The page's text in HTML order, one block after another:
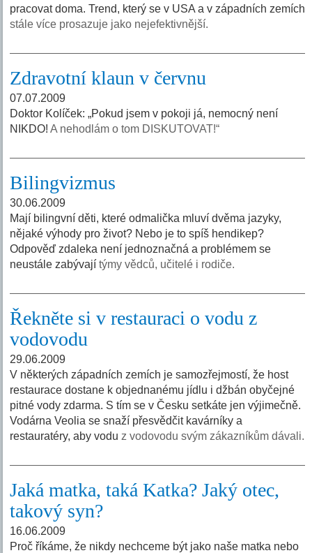
pracovat doma. Trend, který se v USA a v západních zemích
stále více prosazuje jako nejefektivnější.
Zdravotní klaun v červnu
07.07.2009
Doktor Kolíček: „Pokud jsem v pokoji já, nemocný není
NIKDO!A nehodlám o tom DISKUTOVAT!“
Bilingvizmus
30.06.2009
Mají bilingvní děti, které odmalička mluví dvěma jazyky,
nějaké výhody pro život? Nebo je to spíš hendikep?
Odpověď zdaleka není jednoznačná a problémem se
neustále zabývajítýmy vědců, učitelé i rodiče.
Řekněte si v restauraci o vodu z
vodovodu
29.06.2009
V některých západních zemích je samozřejmostí, že host
restaurace dostane k objednanému jídlu i džbán obyčejné
pitné vody zdarma. S tím se v Česku setkáte jen výjimečně.
Vodárna Veolia se snaží přesvědčit kavárníky a
restauratéry, aby vodu z vodovodu svým zákazníkům dávali.
Jaká matka, taká Katka? Jaký otec,
takový syn?
16.06.2009
Proč říkáme, že nikdy nechceme být jako naše matka nebo